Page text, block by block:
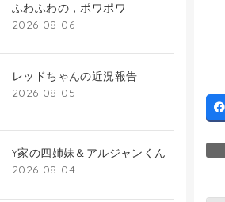
ふわふわの，ポワポワ
2026-08-06
レッドちゃんの近況報告
2026-08-05
Y家の四姉妹＆アルジャンくん
2026-08-04